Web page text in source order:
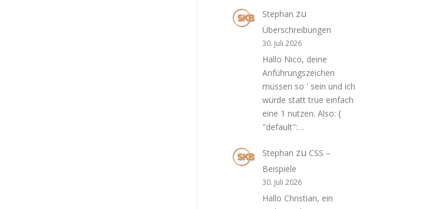
Stephan zu
Überschreibungen
30. Juli 2026
Hallo Nico, deine
Anführungszeichen
müssen so ' sein und ich
würde statt true einfach
eine 1 nutzen. Also: {
"default":…
Stephan zu CSS –
Beispiele
30. Juli 2026
Hallo Christian, ein